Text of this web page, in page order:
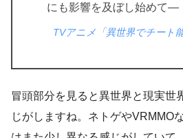
にも影響を及ぼし始めて―
TVアニメ「異世界でチート
冒頭部分を見ると異世界と現実世
じがしますね。ネトゲやVRMMO